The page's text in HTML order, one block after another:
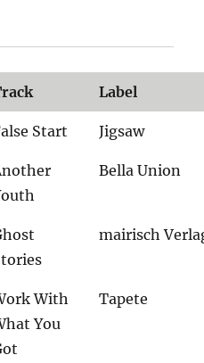
Label
Start Jigsaw
Bella Union
mairisch
With
You
Tapete